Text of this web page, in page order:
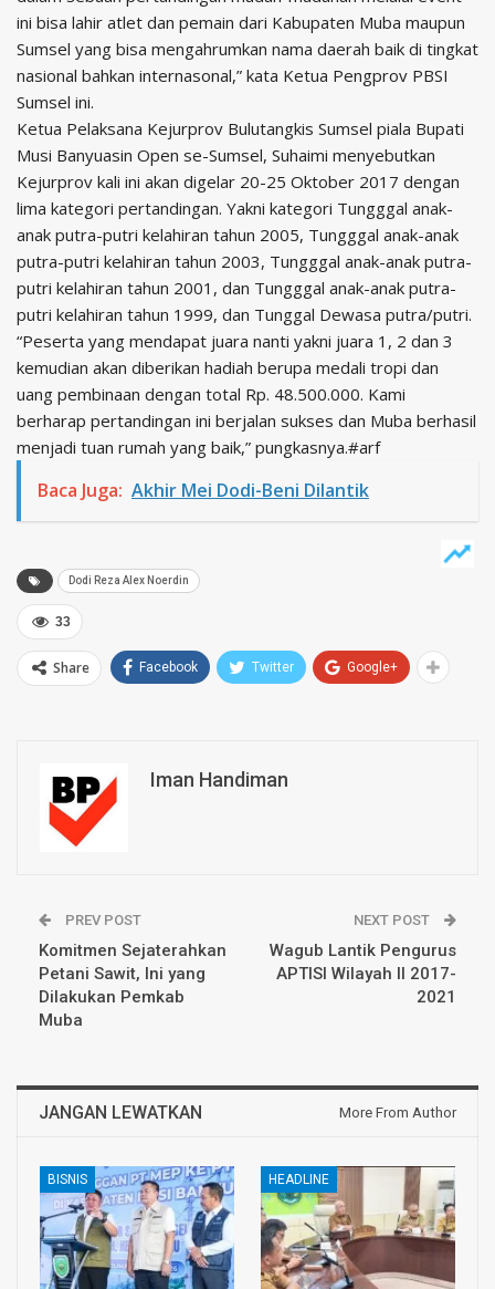
ini bisa lahir atlet dan pemain dari Kabupaten Muba maupun
Sumsel yang bisa mengahrumkan nama daerah baik di tingkat
nasional bahkan internasonal,” kata Ketua Pengprov PBSI
Sumsel ini.
Ketua Pelaksana Kejurprov Bulutangkis Sumsel piala Bupati
Musi Banyuasin Open se-Sumsel, Suhaimi menyebutkan
Kejurprov kali ini akan digelar 20-25 Oktober 2017 dengan
lima kategori pertandingan. Yakni kategori Tungggal anak-
anak putra-putri kelahiran tahun 2005, Tungggal anak-anak
putra-putri kelahiran tahun 2003, Tungggal anak-anak putra-
putri kelahiran tahun 2001, dan Tungggal anak-anak putra-
putri kelahiran tahun 1999, dan Tunggal Dewasa putra/putri.
“Peserta yang mendapat juara nanti yakni juara 1, 2 dan 3
kemudian akan diberikan hadiah berupa medali tropi dan
uang pembinaan dengan total Rp. 48.500.000. Kami
berharap pertandingan ini berjalan sukses dan Muba berhasil
menjadi tuan rumah yang baik,” pungkasnya.#arf
Baca Juga: Akhir Mei Dodi-Beni Dilantik
Dodi Reza Alex Noerdin
33
Share Facebook Twitter Google+
Iman Handiman
PREV POST
Komitmen Sejaterahkan
Petani Sawit, Ini yang
Dilakukan Pemkab
Muba
NEXT POST
Wagub Lantik Pengurus
APTISI Wilayah II 2017-
2021
JANGAN LEWATKAN More From Author
BISNIS HEADLINE